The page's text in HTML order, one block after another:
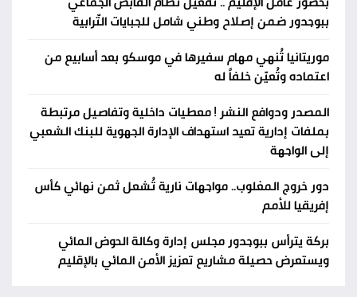
ببوجدور ضمن إصلاح وطني شامل للجبايات التّرابية
موريتانيا تُنهي مهام سفيرها في موسكو بعد أسابيع من
اعتماده وتُعيّن خلفاً له
المصدر ودوافع النشر ! معطيات داخلية وتفاصيل مرتبطة
بملفات إدارية تعيد استهداف الإدارة الجهوية للبنك الشعبي
إلى الواجهة
دور خروج المغلوب.. مواجهات نارية تُشعل ثمن نهائي كأس
إفريقيا للأمم
بركة يترأس ببوجدور مجلس إدارة وكالة الحوض المائي
ويستعرض حصيلة مشاريع تعزيز الأمن المائي بالإقليم